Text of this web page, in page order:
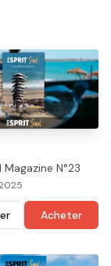
N°23
Acheter